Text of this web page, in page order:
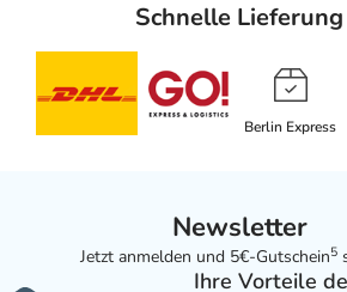
Schnelle Lieferung
Berlin Express
Newsletter
Jetzt anmelden und 5€-Gutschein5
Ihre Vorteile